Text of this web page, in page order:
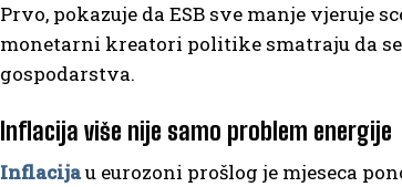
Prvo, pokazuje da ESB sve manje vjeruje
monetarni kreatori politike smatraju da
gospodarstva.
Inflacija više nije samo problem energije
Inflacijau eurozoni prošlog je mjeseca